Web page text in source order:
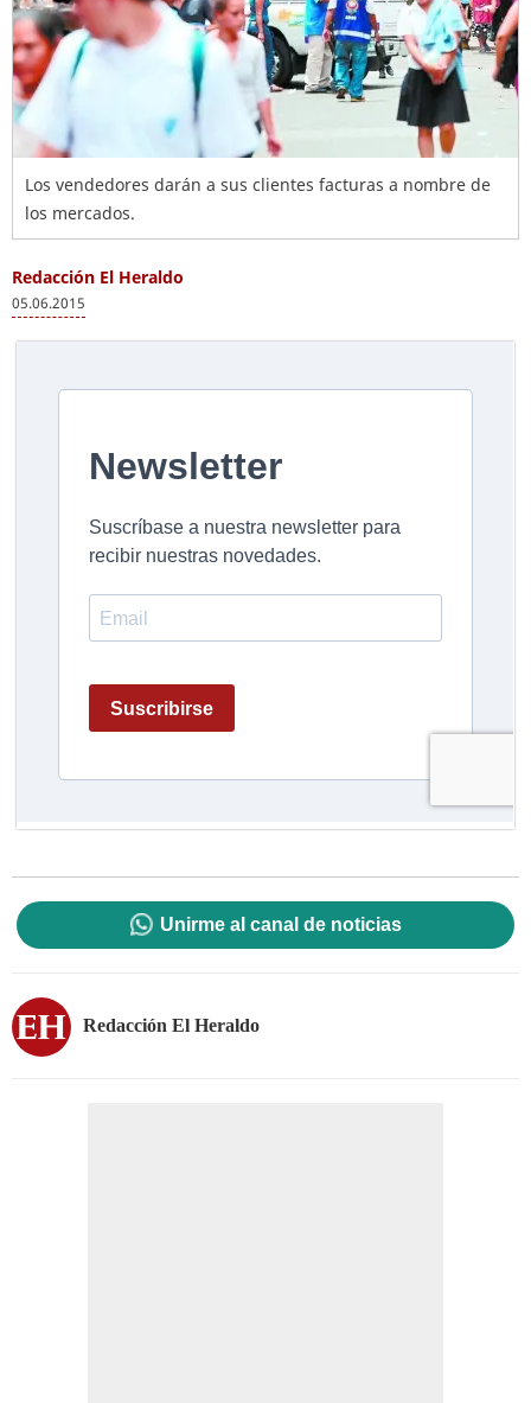
Los vendedores darán a sus clientes facturas a nombre de
los mercados.
Redacción El Heraldo
05.06.2015
Unirme al canal de noticias
Redacción El Heraldo